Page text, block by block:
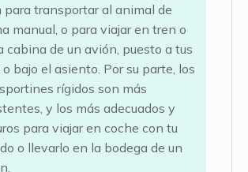
para transportar al animal de
manual, o para viajar en tren o
cabina de un avión, puesto a tus
bajo el asiento. Por su parte, los
rígidos son más
y los más adecuados y
para viajar en coche con tu
o llevarlo en la bodega de un